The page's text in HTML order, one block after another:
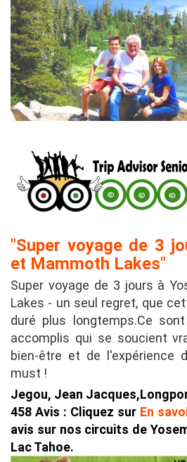
"Super voyage de 3
et Mammoth Lakes"
Super voyage de 3 jours à
Lakes - un seul regret, que
duré plus longtemps.Ce
accomplis qui se soucient
bien-être et de l'expérience
must !
Jegou, Jean
458 Avis : Cliquez sur En
avis sur nos circuits de
Lac Tahoe.